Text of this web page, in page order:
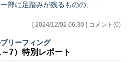
は、一部に足踏みが残るものの、…
[ 2024/12/02 06:30 ] コメント(0)
リーフィング
7）特別レポート